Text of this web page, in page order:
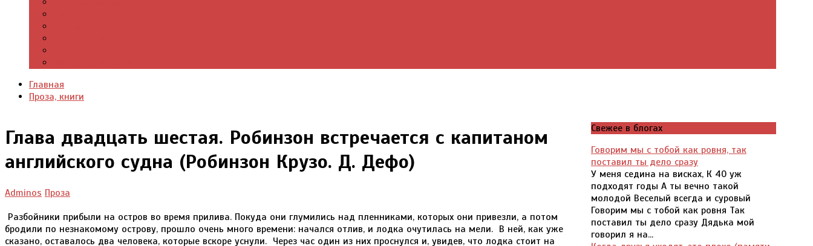
Главная
Проза, книги
Глава двадцать шестая. Робинзон встречается с капитаном
английского судна (Робинзон Крузо. Д. Дефо)
Adminos Проза
Разбойники прибыли на остров во время прилива. Покуда они глумились над пленниками, которых они привезли, а потом бродили по незнакомому острову, прошло очень много времени: начался отлив, и лодка очутилась на мели. В ней, как уже сказано, оставалось два человека, которые вскоре уснули. Через час один из них проснулся и, увидев, что лодка стоит на земле, попробовал протащить ее к воде по песку, но не мог. Тогда он стал звать остальных. Те прибежали и принялись помогать ему, но лодка была такая тяжелая, а песок был такой мокрый и рыхлый, что у них не хватило силы спустить ее на воду. Тогда они, как истые моряки — а моряки, как известно, самый беззаботный народ во всем мире и никогда не думают о будущем, — бросили лодку и снова ушли гулять. Перед тем как уйти, один из них громко сказал другому: — Да брось ее, Джек! Охота тебе руки мозолить! Вот будет прилив, она и всплывет. Это было сказано по-английски. Значит, они и вправду были мои земляки. Покуда они не ушли, я то сидел, притаившись, за оградой крепости, то наблюдал за ними с вершины холма. До начала прилива оставалось не меньше десяти часов. Значит, все это время их лодка пролежит на песке. Вечером, когда станет темно, я выйду из своего тайника, подкрадусь к этим матросам поближе, буду следить за каждым их поступком, за каждым движением, и, может быть, мне даже удастся подслушать, о чем они будут говорить. А пока не стемнело нужно было готовиться к бою. Теперь у меня был более сильный и опасный противник, чем прежде, и готовиться следовало более тщательно. Я долго возился с ружьями, чистил и заряжал их, а потом приказал Пятнице, который к этому времени сделался под моим руководством очень метким стрелком, вооружиться с ног до головы. Я взял себе два охотничьих ружья, а ему дал три мушкета. Остальное оружие мы тоже распределили между собою. Нужно сказать, что в этих доспехах у меня был очень воинственный вид. На мне была моя грубая куртка из козьего меха и огромная мохнатая шапка, у бедра торчала обнаженная сабля, за поясом были два пистолета, на каждом плече по ружью. Как уже сказано, я решил не предпринимать ничего, пока не стемнеет. Но часа в два, когда солнце стало припекать особенно сильно, я заметил, что матросы ушли в лес и не вернулись. Вероятно, их сморила жара, и они уснули в тени. Их пленникам было не до сна. Несчастные понуро сидели под каким-то громадным деревом, удрученные своей горькой участью. Расстояние между ними и мной было не больше четверти мили. Их никто не стерег, и я решил, не дожидаясь вечера, пробраться к ним и побеседовать с ними. Мне не терпелось узнать, что они за люди и почему они здесь. Я отправился к ним в том диковинном наряде, который я только что описал. За мною по пятам шагал Пятница. Он тоже был вооружен с головы до ног, хотя и не казался таким страшилищем, как я. Я подошел к трем пленникам совсем близко (они сидели ко мне спиной и не могли видеть меня) и громко спросил их по-испански: — Кто вы такие, сеньоры? Они вздрогнули от неожиданности, но, кажется, перепугались еще больше, когда увидели, какое страшилище к ним подошло. Никто из них не ответил ни слова, и мне показалось, что они собираются убежать от меня. Тогда я заговорил по-английски. — Джентльмены, — сказал я, — не пугайтесь. Может быть, вы найдете друга там, где меньше всего ожидаете встретить его. Я англичанин и хочу вам помочь. Вы видите: нас только двое; у нас есть оружие и порох. Говорите же прямо: чем мы можем облегчить вашу участь, какое с вами случилось несчастье? — Наших несчастий так много, что описывать их было бы слишком долго, — ответил один пленник, — между тем наши мучители близко и каждую минуту могут явиться сюда. Но вот вам вся наша история в коротких словах. Я капитан корабля; мой экипаж взбунтовался. Я всегда любил своих матросов, и они любили меня. Под моей командой им жилось превосходно. Но их сбила с толку шайка негодяев, которая завелась у меня на судне в последнее время. Эти негодяи убедили их стать пиратами — морскими разбойниками, чтобы грабить и жечь корабли. Товарищи мои, которых вы видите здесь (один мой помощник, другой — пассажир), едва упросили этих людей не убивать нас, и наконец они согласились, с тем условием, что высадят нас троих на каком-нибудь пустынном берегу. Так они и сделали. Мы были уверены, что нас ожидает здесь голодная смерть, — мы считали эту землю необитаемой. Теперь же оказалось, что здесь живут люди, готовые самоотверженно спасти нас от смерти. — Где эти злодеи? — спросил я. — Куда они пошли? В какую сторону? — Они лежат под теми деревьями, сэр, — отвечал капитан, указывая на ближний лесок. — Сердце у меня замирает от страха: я боюсь, что они увидели вас и слышат, о чем мы сейчас говорим. Если так, мы пропали! Они убьют нас всех, не пощадят никого. — Есть у них ружья? — спросил я. — Только два, да еще одно, которое они оставили в лодке. — Отлично! — сказал я. — Остальное я беру на себя. Все они спят, и нам было бы нетрудно подкрасться к ним и перебить их всех, но не лучше ли захватить их живыми? Может быть, они одумаются, перестанут разбойничать и сделаются честными людьми. Капитан сказал, что среди них есть два опасных злодея, которые и начали бунт; едва ли нужно щадить их, но, если избавиться от этих двоих, остальные, он уверен, раскаются и снова вернутся к своей прежней работе. Я попросил его указать мне этих двоих. Он ответил, что вряд ли узнает их на таком большом расстоянии, но при случае, конечно, укажет. — Вообще я и мои товарищи, — сказал он, — готовы подчиняться вам во всем. Мы отдаем себя в полное ваше распоряжение. Каждый ваш приказ будет для нас законом. — Если так, — сказал я, — отойдемте подальше, чтобы они не увидели нас и не подслушали нашей беседы. Пускай себе спят, а мы покуда решим, что нам делать. 234 Все трое встали и пошли за мной. Я провел их в лесную чащу и там, обращаясь к капитану, сказал: — Я попытаюсь спасти вас, но прежде поставлю вам два условия… Он не дал мне договорить. — Я принимаю любые условия, сэр, — сказал он. — Если вам посчастливится отнять у злодеев мой корабль, распоряжайтесь мною и моим кораблем, как вам вздумается. Если же ваш замысел вам не удастся, я останусь тут вместе с вами и буду до конца моих дней вашим усердным помощником. Такое же обещание дали и его товарищи. — Хорошо, — сказал я, — вот мои два условия. Во-первых, пока вы не перейдете к себе на корабль, вы забудете, что вы капитан, и станете беспрекословно подчиняться каждому моему приказанию. И, если я дам вам оружие, вы ни при каких обстоятельствах не направите его ни против меня, ни против моих близких и возвратите его мне по первому требованию. Во-вторых, если вам будет возвращен ваш корабль, вы доставите на нем в Англию меня и моего друга. Капитан поклялся мне всеми клятвами, какие только, может придумать человеческий ум, что оба мои требования будут свято выполнены им и его товарищами. — И не потому только, — прибавил он, — что я признаю эти требования вполне основательными, но, главное, потому, что я обязан вам жизнью и до самой своей смерти буду считать себя вашим должником. — В таком случае, не будем медлить, — сказал я. — Вот вам три мушкета, вот порох и пули. А теперь говорите, что, по-вашему, нам следует предпринять. — Благодарю вас, что вы обращаетесь ко мне за советом, — сказал капитан, — но могу ли я советовать вам? Вы наш начальник, ваше дело приказывать, наше — повиноваться. — Мне кажется, — сказал я, — что нам легче всего будет расправиться с ними, если мы неслышно подкрадемся, пока они спят, и выстрелим в них сразу из всех наших ружей. Кому суждено быть убитым, тот будет убит. Если же те, что останутся живы, сдадутся и попросят пощады, их можно будет, пожалуй, помиловать. Капитан робко возразил, что ему не хотелось бы проливать столько крови и что, если можно, он предпочел бы воздержаться от подобной жестокости. — Из этих людей, — прибавил он, — только двое неисправимые негодяи, они-то и подстрекали к злодейству других. Если они от нас ускользнут и вернутся на корабль, мы пропали, потому что они нагрянут сюда и перебьют нас всех. — Значит, нужно принять мой совет, — сказал я. — Вы сами видите, что мы вынуждены быть жестокими: для нас это единственное средство спастись. Но видно было, что капитану очень не хочется убивать и калечить такое множество спящих людей, хотя эти люди и обрекли его на голодную смерть. Заметив это, я сказал ему, чтобы он с товарищами шел вперед и распоряжался как знает. Пока у нас шли эти переговоры, пираты начали просыпаться. Из лесу донеслись их голоса. Я увидел, что двое из них уже стоят на ногах, и спросил капитана, не эти ли зачинщики бунта. — Нет, — отвечал он, — эти люди были верны своему долгу до последней минуты и примкнули к зачинщикам под влиянием угроз. — Так пусть себе уходят, — сказал я, — не будем им мешать. Видно, сама судьба позаботилась о том, чтобы спасти невиновных от пули. Но пеняйте на себя, если вы дадите уйти остальным. Они схватят вас, и вам не будет пощады. Эти слова пробудили в капитане решимость. Он и его товарищи схватили ружья, заткнули за пояс пистолеты и ринулись вперед. Один из матросов обернулся на шум шагов и, увидев в руках у своих пленников оружие, поднял тревогу. Но было уже поздно: в ту самую секунду, как он закричал, грянуло два выстрела. Стрелявшие не дали промаха: один человек был убит наповал, другой тяжело ранен. Он, однако, вскочил на ноги и стал звать на помощь. Но тут к нему подошел капитан. — Поздно! — сказал он. — Теперь уж тебя никто не спасет. Вот тебе награда за предательство! С этими словами он поднял мушкет и так сильно ударил предателя прикладом по голове, что тот замолчал навеки. Теперь, не считая трех человек, которые, вероятно, зашли в другую часть леса, у нас оставалось только три противника, из которых один был легко ранен. В это время подошли и мы с Пятницей. Враги увидели, что им не спастись, и стали просить пощады. Капитан ответил, что он готов подарить им жизнь, если они на деле докажут ему, что раскаиваются в своем вероломстве, и поклянутся, что
Свежее в блогах
Говорим мы с тобой как ровня, так
поставил ты дело сразу
У меня седина на висках, К 40 уж
подходят годы А ты вечно такой
молодой Веселый всегда и суровый
Говорим мы с тобой как ровня Так
поставил ты дело сразу Дядька мой
говорил я на...